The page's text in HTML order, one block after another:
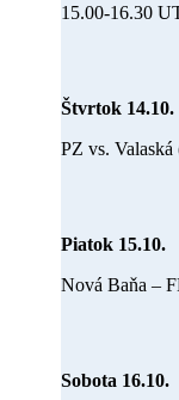
15.00-16.30
Štvrtok 14.10.
PZ vs.
Piatok 15.10.
Nová Baňa –
Sobota 16.10.